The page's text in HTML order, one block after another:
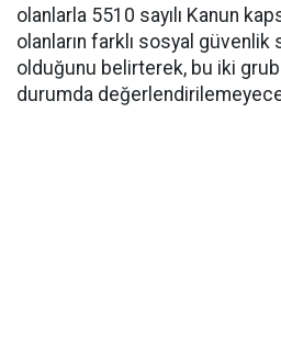
olanlarla 5510 sayılı Kanun
olanların farklı sosyal
olduğunu belirterek, bu iki
durumda